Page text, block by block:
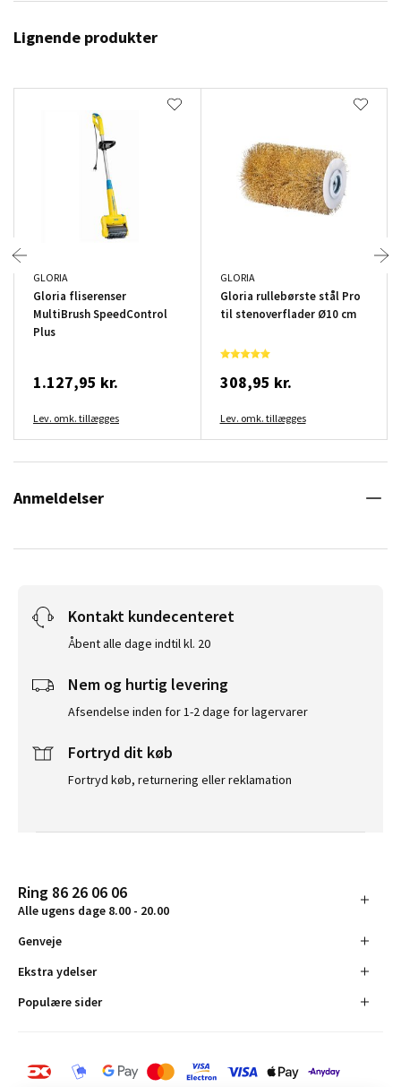
Lignende produkter
GLORIA
Gloria fliserenser
MultiBrush SpeedControl
Plus
1.127,95 kr.
Lev. omk. tillægges
GLORIA
Gloria rullebørste stål Pro
til stenoverflader Ø10 cm
308,95 kr.
Lev. omk. tillægges
Anmeldelser
Kontakt kundecenteret
Åbent alle dage indtil kl. 20
Nem og hurtig levering
Afsendelse inden for 1-2 dage for lagervarer
Fortryd dit køb
Fortryd køb, returnering eller reklamation
Ring 86 26 06 06
Alle ugens dage 8.00 - 20.00
Genveje
Ekstra ydelser
Populære sider